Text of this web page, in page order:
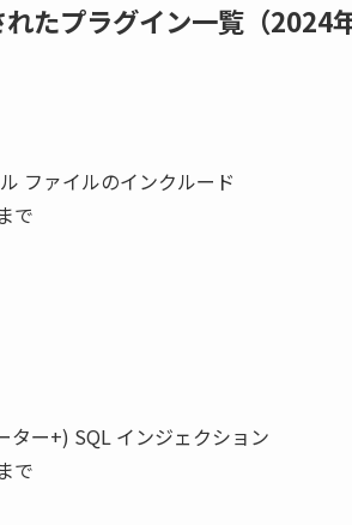
たプラグイン一覧（2024
ファイルのインクルード
で
ー+) SQL インジェクション
で